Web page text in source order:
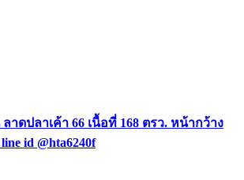
าดปลาเค้า 66 เนื้อที่ 168 ตรว. หน้ากว้าง
id @hta6240f